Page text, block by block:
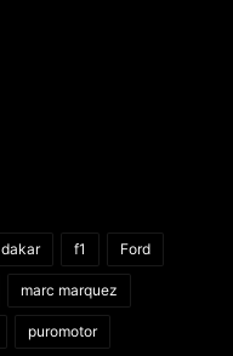
dakar f1 Ford
marc marquez
puromotor